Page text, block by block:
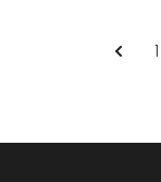
1